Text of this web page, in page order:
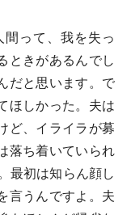
間って、我を失っ
ときがあるんでし
だと思います。で
ほしかった。夫は
ど、イライラが募
落ち着いていられ
最初は知らん顔し
言うんですよ。夫